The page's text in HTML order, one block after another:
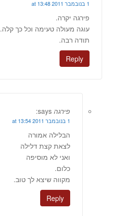
1 בנובמבר 2011 at 13:48
פירגה יקרה.
עוגה מעולה טעימה וכל כך קלה.
תודה רבה.
Reply
פירגה says:
1 בנובמבר 2011 at 13:54
הבלילה אמורה
לצאת קצת דלילה
ואני לא מוסיפה
כלום.
מקווה שיצא לך טוב.
Reply